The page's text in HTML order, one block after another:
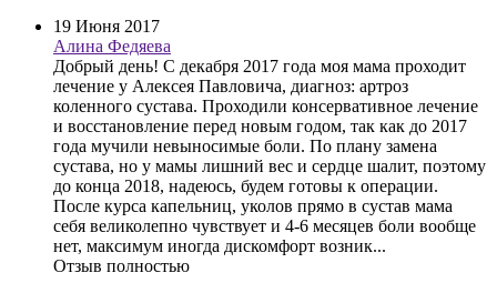
19 Июня 2017
Алина Федяева
Добрый день! С декабря 2017 года моя мама проходит
лечение у Алексея Павловича, диагноз: артроз
коленного сустава. Проходили консервативное лечение
и восстановление перед новым годом, так как до 2017
года мучили невыносимые боли. По плану замена
сустава, но у мамы лишний вес и сердце шалит, поэтому
до конца 2018, надеюсь, будем готовы к операции.
После курса капельниц, уколов прямо в сустав мама
себя великолепно чувствует и 4-6 месяцев боли вообще
нет, максимум иногда дискомфорт возник...
Отзыв полностью